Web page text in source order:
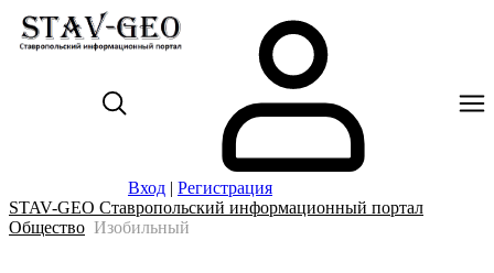
Вход | Регистрация
STAV-GEO Ставропольский информационный портал
Общество Изобильный